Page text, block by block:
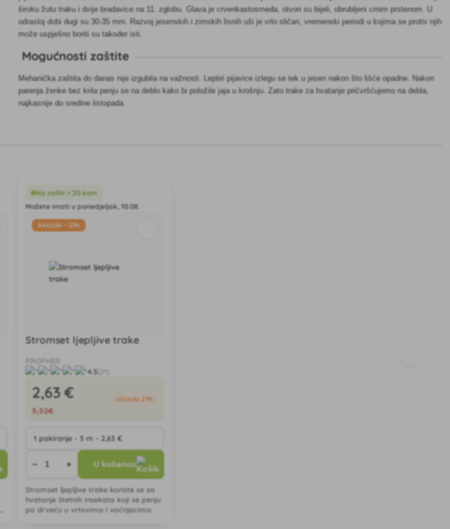
široku žutu traku i dvije bradavice na 11. zglobu. Glava je crvenkastosmeđa, otvori su bijeli, obrubljeni crnim prstenom. U
odrasloj dobi dugi su 30-35 mm. Razvoj jesenskih i zimskih lisnih uši je vrlo sličan, vremenski periodi u kojima se protiv njih
može uspješno boriti su također isti.
Mogućnosti zaštite
Mehanička zaštita do danas nije izgubila na važnosti. Leptiri pijavice izlegu se tek u jesen nakon što lišće opadne. Nakon
parenja ženke bez krila penju se na deblo kako bi položile jaja u krošnju. Zato trake za hvatanje pričvršćujemo na debla,
najkasnije do sredine listopada.
Na zalihi > 20 kom
Možete imati u ponedjeljak, 10.08.
Akcijski −21%
Stromset ljepljive trake
PROPHER
4.5(21)
2,63 €
3,32€
Ušteda 21%
− + U košaricu
Stromset ljepljive trake koriste se za
hvatanje štetnih insekata koji se penju
po drveću u vrtovima i voćnjacima.